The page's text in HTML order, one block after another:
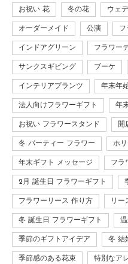
お祝い 花 冬の花 ウェ
オーダーメイド 公演 フ
インドアグリーン フラワー
サンクスギビング ブーケ
インテリアプランツ 年末年
法人向けフラワーギフト 年
お祝い フラワースタンド 開
冬 パーティー フラワー ホ
年末ギフト メッセージ フラ
2月 誕生日 フラワーギフト
フラワーリース 作り方 リー
冬 誕生日 フラワーギフト
季節のギフトアイデア 冬 結
季節感のある花束 特別なア